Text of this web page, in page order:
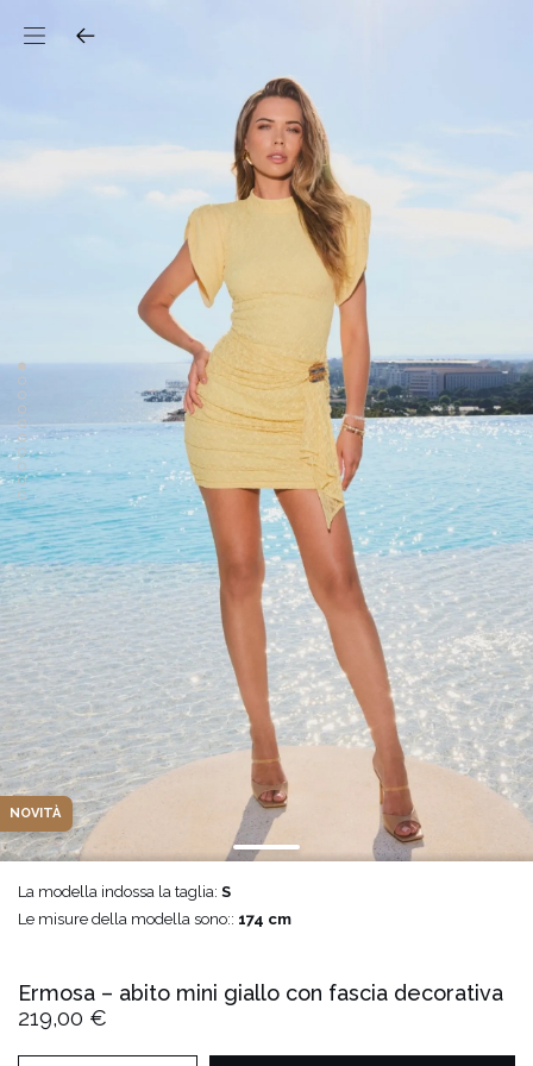
NOVITÀ
Ermosa – abito mini giallo con fascia decorativa
219,00 €
La modella indossa la taglia: S
Le misure della modella sono:: 174 cm